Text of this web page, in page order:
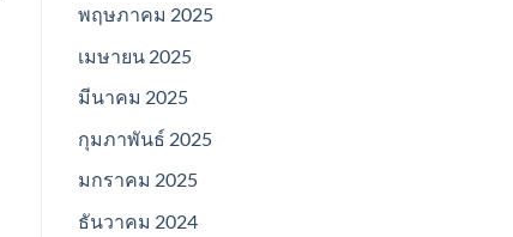
พฤษภาคม 2025
เมษายน 2025
มีนาคม 2025
กุมภาพันธ์ 2025
มกราคม 2025
ธันวาคม 2024